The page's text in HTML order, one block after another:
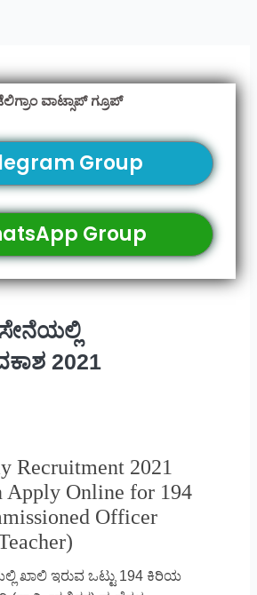
ವಾಟ್ಸಾಪ್ ಗ್ರೂಪ್
Group
Group
2021
Recruitment 2021
Online for 194
Officer
ಖಾಲಿ ಇರುವ ಒಟ್ಟು 194 ಕಿರಿಯ